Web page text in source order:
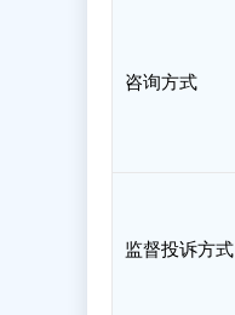
咨询方式
监督投诉方式